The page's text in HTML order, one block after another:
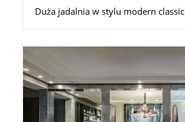
Duża jadalnia w stylu modern classic